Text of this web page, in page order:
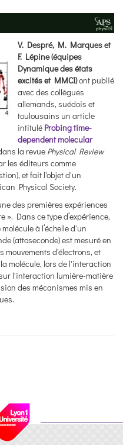
V. Despré, M. Marques et
F. Lépine (équipes
Dynamique des états
excités et MMCI)ont publié
avec des collègues
allemands, suédois et
toulousains un article
intitulé Probing time-
dependent molecular
la revue Physical Review
les éditeurs comme
et fait l'objet d'un
Physical Society.
des premières expériences
». Dans ce type d’expérience,
à l’échelle d'un
(attoseconde) est mesuré en
mouvements d'électrons, et
molécule, lors de l'interaction
l'interaction lumière-matière
des mécanismes mis en